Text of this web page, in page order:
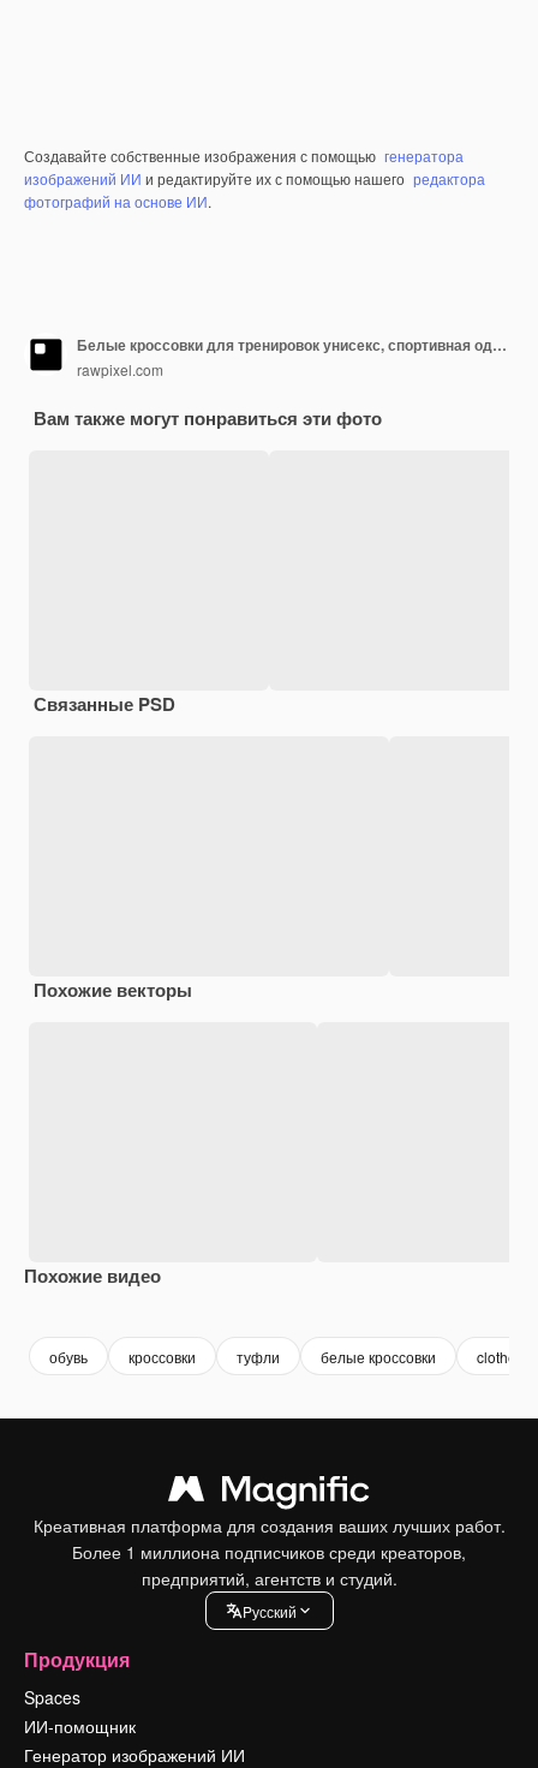
Создавайте собственные изображения с помощью генератора
изображений ИИ и редактируйте их с помощью нашего редактора
фотографий на основе ИИ.
Белые кроссовки для тренировок унисекс, спортивная одежда, модная съемка
rawpixel.com
Вам также могут понравиться эти фото
Связанные PSD
Похожие векторы
Похожие видео
обувь кроссовки туфли белые кроссовки clothes
Креативная платформа для создания ваших лучших работ.
Более 1 миллиона подписчиков среди креаторов,
предприятий, агентств и студий.
Pусский
Продукция
Spaces
ИИ-помощник
Генератор изображений ИИ